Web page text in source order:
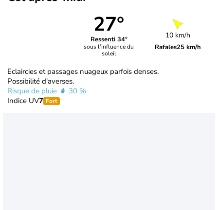
27°
Ressenti 34°
sous l’influence du
soleil
10 km/h
Rafales25 km/h
Eclaircies et passages nuageux parfois denses.
Possibilité d'averses.
Risque de pluie
30 %
Indice UV7 Fort